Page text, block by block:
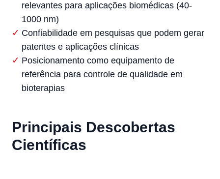
relevantes para aplicações biomédicas (40-
1000 nm)
Confiabilidade em pesquisas que podem gerar
patentes e aplicações clínicas
Posicionamento como equipamento de
referência para controle de qualidade em
bioterapias
Principais Descobertas
Científicas